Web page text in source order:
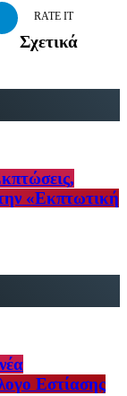
RATE IT
Σχετικά
«Εκπτωτική
Εστίασης